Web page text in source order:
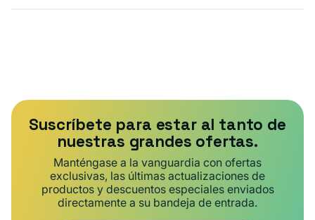
Suscríbete para estar al tanto de
nuestras grandes ofertas.
Manténgase a la vanguardia con ofertas
exclusivas, las últimas actualizaciones de
productos y descuentos especiales enviados
directamente a su bandeja de entrada.